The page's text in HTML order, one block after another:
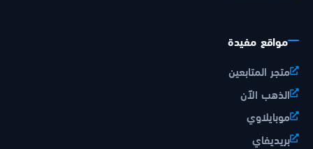
مواقع مفيدة
متجر المتابعين
الذهب الآن
موبايلاوي
بريديفاي